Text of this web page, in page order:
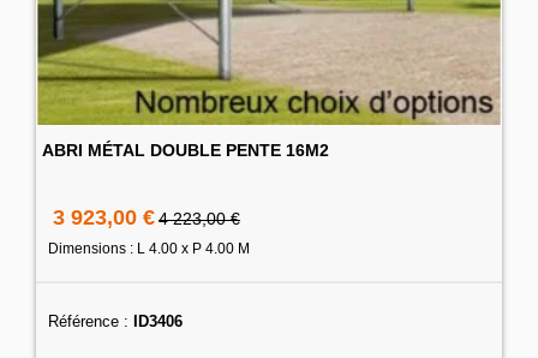
ABRI MÉTAL DOUBLE PENTE 16M2
3 923,00 €4 223,00 €
Dimensions : L 4.00 x P 4.00 M
Référence : ID3406